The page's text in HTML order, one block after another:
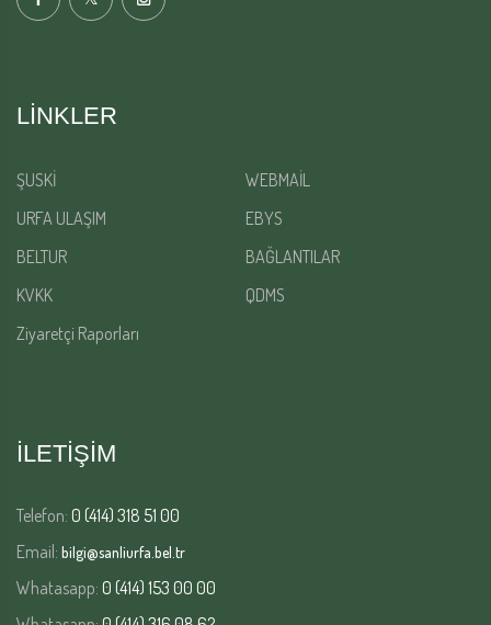
LINKLER
ŞUSKİ
WEBMAİL
URFA ULAŞIM
EBYS
BELTUR
BAĞLANTILAR
KVKK
QDMS
Ziyaretçi Raporları
İLETİŞİM
Telefon: 0 (414) 318 51 00
Email: bilgi@sanliurfa.bel.tr
Whatasapp: 0 (414) 153 00 00